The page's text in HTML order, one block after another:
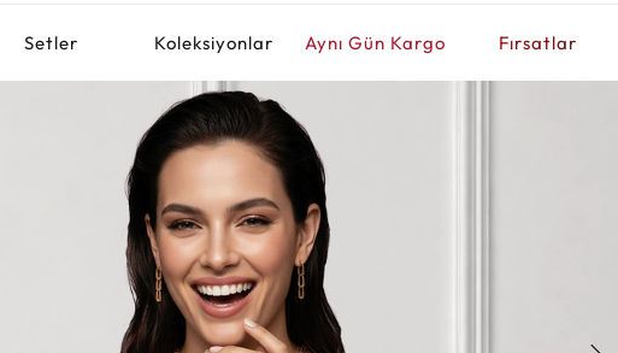
Setler Koleksiyonlar Aynı Gün Kargo Fırsatlar